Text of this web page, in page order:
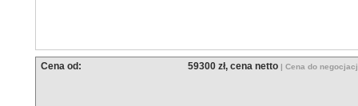
Cena od: 59300 zł, cena netto | Cena do